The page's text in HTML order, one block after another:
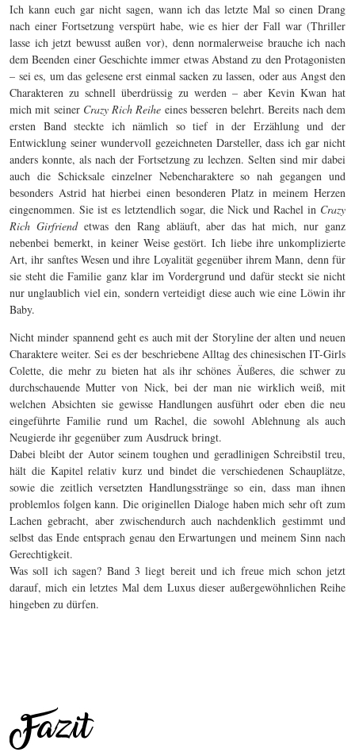
Ich kann euch gar nicht sagen, wann ich das letzte Mal so einen Drang
nach einer Fortsetzung verspürt habe, wie es hier der Fall war (Thriller
lasse ich jetzt bewusst außen vor), denn normalerweise brauche ich nach
dem Beenden einer Geschichte immer etwas Abstand zu den Protagonisten
– sei es, um das gelesene erst einmal sacken zu lassen, oder aus Angst den
Charakteren zu schnell überdrüssig zu werden – aber Kevin Kwan hat
mich mit seiner Crazy Rich Reihe eines besseren belehrt. Bereits nach dem
ersten Band steckte ich nämlich so tief in der Erzählung und der
Entwicklung seiner wundervoll gezeichneten Darsteller, dass ich gar nicht
anders konnte, als nach der Fortsetzung zu lechzen. Selten sind mir dabei
auch die Schicksale einzelner Nebencharaktere so nah gegangen und
besonders Astrid hat hierbei einen besonderen Platz in meinem Herzen
eingenommen. Sie ist es letztendlich sogar, die Nick und Rachel in Crazy
Rich Girfriendetwas den Rang abläuft, aber das hat mich, nur ganz
nebenbei bemerkt, in keiner Weise gestört. Ich liebe ihre unkomplizierte
Art, ihr sanftes Wesen und ihre Loyalität gegenüber ihrem Mann, denn für
sie steht die Familie ganz klar im Vordergrund und dafür steckt sie nicht
nur unglaublich viel ein, sondern verteidigt diese auch wie eine Löwin ihr
Baby.
Nicht minder spannend geht es auch mit der Storyline der alten und neuen
Charaktere weiter. Sei es der beschriebene Alltag des chinesischen IT-Girls
Colette, die mehr zu bieten hat als ihr schönes Äußeres, die schwer zu
durchschauende Mutter von Nick, bei der man nie wirklich weiß, mit
welchen Absichten sie gewisse Handlungen ausführt oder eben die neu
eingeführte Familie rund um Rachel, die sowohl Ablehnung als auch
Neugierde ihr gegenüber zum Ausdruck bringt.
Dabei bleibt der Autor seinem toughen und geradlinigen Schreibstil treu,
hält die Kapitel relativ kurz und bindet die verschiedenen Schauplätze,
sowie die zeitlich versetzten Handlungsstränge so ein, dass man ihnen
problemlos folgen kann. Die originellen Dialoge haben mich sehr oft zum
Lachen gebracht, aber zwischendurch auch nachdenklich gestimmt und
selbst das Ende entsprach genau den Erwartungen und meinem Sinn nach
Gerechtigkeit.
Was soll ich sagen? Band 3 liegt bereit und ich freue mich schon jetzt
darauf, mich ein letztes Mal dem Luxus dieser außergewöhnlichen Reihe
hingeben zu dürfen.